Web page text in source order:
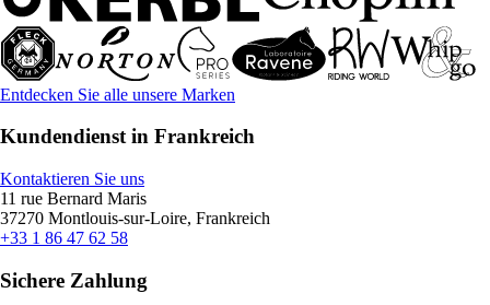
Entdecken Sie alle unsere Marken
Kundendienst in Frankreich
Kontaktieren Sie uns
11 rue Bernard Maris
37270 Montlouis-sur-Loire, Frankreich
+33 1 86 47 62 58
Sichere Zahlung